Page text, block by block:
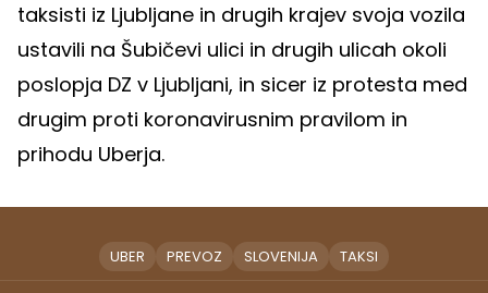
taksisti iz Ljubljane in drugih krajev svoja vozila
ustavili na Šubičevi ulici in drugih ulicah okoli
poslopja DZ v Ljubljani, in sicer iz protesta med
drugim proti koronavirusnim pravilom in
prihodu Uberja.
UBER PREVOZ SLOVENIJA TAKSI